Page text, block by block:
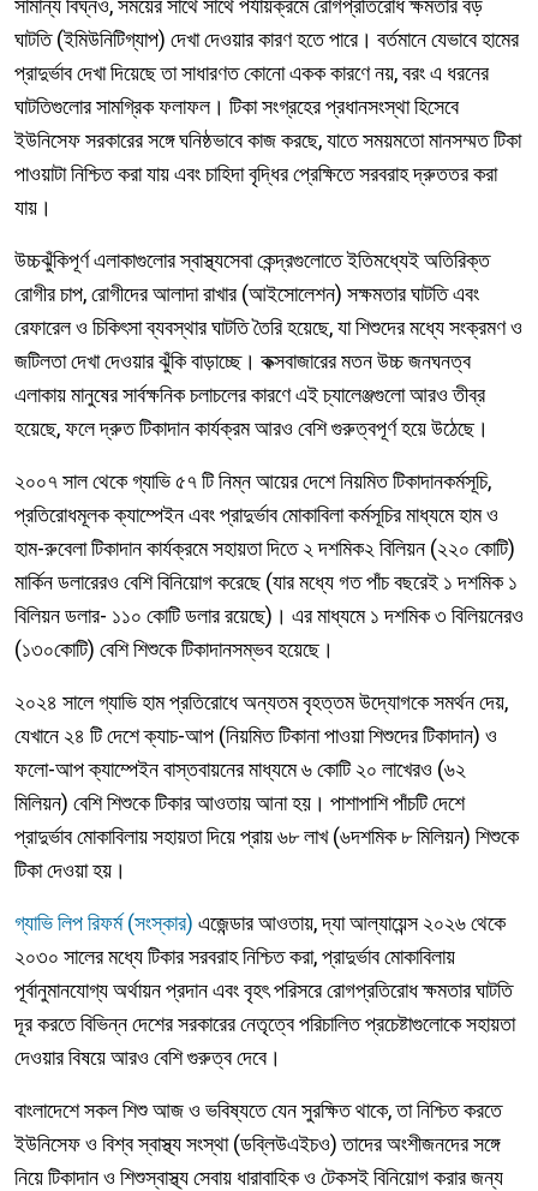
ঘাটতি (ইমিউনিটিগ্যাপ) দেখা দেওয়ার কারণ হতে পারে। বর্তমানে যেভাবে হামের
প্রাদুর্ভাব দেখা দিয়েছে তা সাধারণত কোনো একক কারণে নয়, বরং এ ধরনের
ঘাটতিগুলোর সামগ্রিক ফলাফল। টিকা সংগ্রহের প্রধানসংস্থা হিসেবে
ইউনিসেফ সরকারের সঙ্গে ঘনিষ্ঠভাবে কাজ করছে, যাতে সময়মতো মানসম্মত টিকা
পাওয়াটা নিশ্চিত করা যায় এবং চাহিদা বৃদ্ধির প্রেক্ষিতে সরবরাহ দ্রুততর করা
যায়।
উচ্চঝুঁকিপূর্ণ এলাকাগুলোর স্বাস্থ্যসেবা কেন্দ্রগুলোতে ইতিমধ্যেই অতিরিক্ত
রোগীর চাপ, রোগীদের আলাদা রাখার (আইসোলেশন) সক্ষমতার ঘাটতি এবং
রেফারেল ও চিকিৎসা ব্যবস্থার ঘাটতি তৈরি হয়েছে, যা শিশুদের মধ্যে সংক্রমণ ও
জটিলতা দেখা দেওয়ার ঝুঁকি বাড়াচ্ছে। কক্সবাজারের মতন উচ্চ জনঘনত্ব
এলাকায় মানুষের সার্বক্ষনিক চলাচলের কারণে এই চ্যালেঞ্জগুলো আরও তীব্র
হয়েছে, ফলে দ্রুত টিকাদান কার্যক্রম আরও বেশি গুরুত্বপূর্ণ হয়ে উঠেছে।
২০০৭ সাল থেকে গ্যাভি ৫৭ টি নিম্ন আয়ের দেশে নিয়মিত টিকাদানকর্মসূচি,
প্রতিরোধমূলক ক্যাম্পেইন এবং প্রাদুর্ভাব মোকাবিলা কর্মসূচির মাধ্যমে হাম ও
হাম-রুবেলা টিকাদান কার্যক্রমে সহায়তা দিতে ২ দশমিক২ বিলিয়ন (২২০ কোটি)
মার্কিন ডলারেরও বেশি বিনিয়োগ করেছে (যার মধ্যে গত পাঁচ বছরেই ১ দশমিক ১
বিলিয়ন ডলার- ১১০ কোটি ডলার রয়েছে)। এর মাধ্যমে ১ দশমিক ৩ বিলিয়নেরও
(১৩০কোটি) বেশি শিশুকে টিকাদানসম্ভব হয়েছে।
২০২৪ সালে গ্যাভি হাম প্রতিরোধে অন্যতম বৃহত্তম উদ্যোগকে সমর্থন দেয়,
যেখানে ২৪ টি দেশে ক্যাচ-আপ (নিয়মিত টিকানা পাওয়া শিশুদের টিকাদান) ও
ফলো-আপ ক্যাম্পেইন বাস্তবায়নের মাধ্যমে ৬ কোটি ২০ লাখেরও (৬২
মিলিয়ন) বেশি শিশুকে টিকার আওতায় আনা হয়। পাশাপাশি পাঁচটি দেশে
প্রাদুর্ভাব মোকাবিলায় সহায়তা দিয়ে প্রায় ৬৮ লাখ (৬দশমিক ৮ মিলিয়ন) শিশুকে
টিকা দেওয়া হয়।
গ্যাভি লিপ রিফর্ম (সংস্কার) এজেন্ডার আওতায়, দ্যা আল্যায়েন্স ২০২৬ থেকে
২০৩০ সালের মধ্যে টিকার সরবরাহ নিশ্চিত করা, প্রাদুর্ভাব মোকাবিলায়
পূর্বানুমানযোগ্য অর্থায়ন প্রদান এবং বৃহৎ পরিসরে রোগপ্রতিরোধ ক্ষমতার ঘাটতি
দূর করতে বিভিন্ন দেশের সরকারের নেতৃত্বে পরিচালিত প্রচেষ্টাগুলোকে সহায়তা
দেওয়ার বিষয়ে আরও বেশি গুরুত্ব দেবে।
বাংলাদেশে সকল শিশু আজ ও ভবিষ্যতে যেন সুরক্ষিত থাকে, তা নিশ্চিত করতে
ইউনিসেফ ও বিশ্ব স্বাস্থ্য সংস্থা (ডব্লিউএইচও) তাদের অংশীজনদের সঙ্গে
নিয়ে টিকাদান ও শিশুস্বাস্থ্য সেবায় ধারাবাহিক ও টেকসই বিনিয়োগ করার জন্য